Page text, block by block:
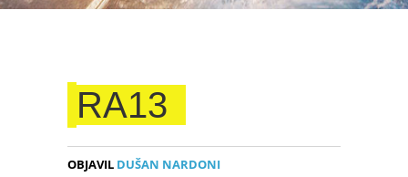
RA13
OBJAVIL DUŠAN NARDONI